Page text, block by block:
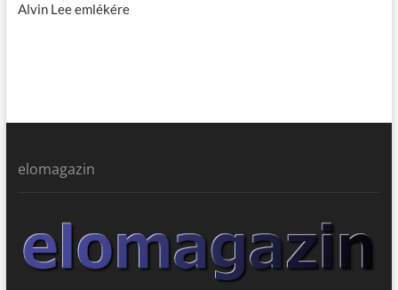
Alvin Lee emlékére
elomagazin